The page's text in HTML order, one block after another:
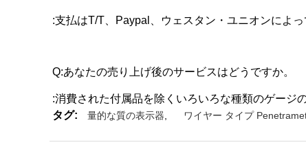
:支払はT/T、Paypal、ウェスタン・ユニオンによっ
Q:あなたの売り上げ後のサービスはどうですか。
:消費された付属品を除くいろいろな種類のゲージ
タグ:
量的な質の表示器 ワイヤー タイプ